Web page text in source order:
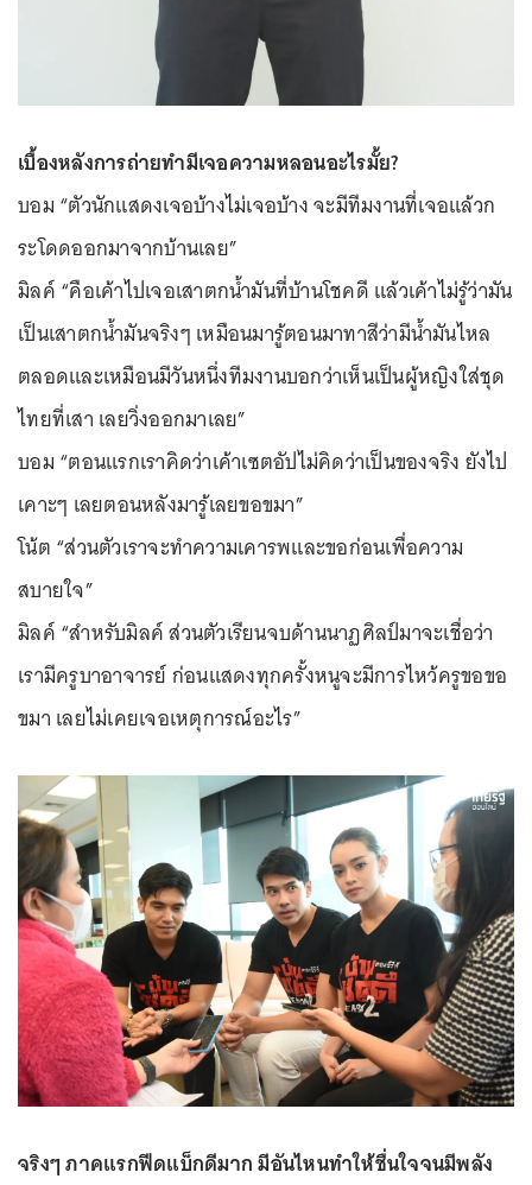
เบื้องหลังการถ่ายทำมีเจอความหลอนอะไรมั้ย?
บอม “ตัวนักแสดงเจอบ้างไม่เจอบ้าง จะมีทีมงานที่เจอแล้วก
ระโดดออกมาจากบ้านเลย”
มิลค์ “คือเค้าไปเจอเสาตกน้ำมันที่บ้านโชคดี แล้วเค้าไม่รู้ว่ามัน
เป็นเสาตกน้ำมันจริงๆ เหมือนมารู้ตอนมาทาสีว่ามีน้ำมันไหล
ตลอดและเหมือนมีวันหนึ่งทีมงานบอกว่าเห็นเป็นผู้หญิงใส่ชุด
ไทยที่เสา เลยวิ่งออกมาเลย”
บอม “ตอนแรกเราคิดว่าเค้าเซตอัปไม่คิดว่าเป็นของจริง ยังไป
เคาะๆ เลยตอนหลังมารู้เลยขอขมา”
โน้ต “ส่วนตัวเราจะทำความเคารพและขอก่อนเพื่อความ
สบายใจ”
มิลค์ “สำหรับมิลค์ ส่วนตัวเรียนจบด้านนาฏศิลป์มาจะเชื่อว่า
เรามีครูบาอาจารย์ ก่อนแสดงทุกครั้งหนูจะมีการไหว้ครูขอขอ
ขมา เลยไม่เคยเจอเหตุการณ์อะไร”
จริงๆ ภาคแรกฟีดแบ็กดีมาก มีอันไหนทำให้ชื่นใจจนมีพลัง